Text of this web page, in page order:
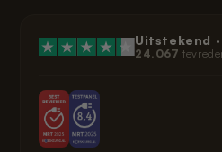
Uitstekend ·
24.067